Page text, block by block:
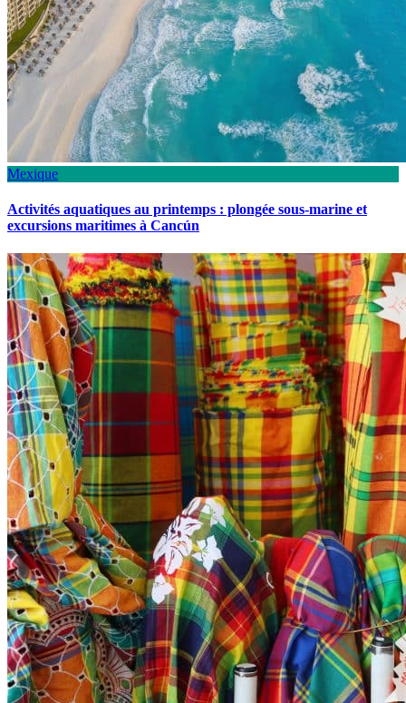
Mexique
Activités aquatiques au printemps : plongée sous-marine et
excursions maritimes à Cancún